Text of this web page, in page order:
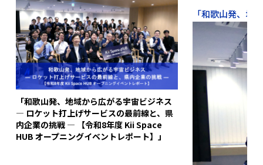
「和歌山発、地域から広がる宇宙ビジネス
― ロケット打上げサービスの最前線と、県
内企業の挑戦 ― 【令和8年度 Kii Space
HUB オープニングイベントレポート】」
「和歌山発、地